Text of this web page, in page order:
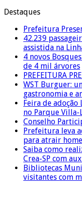
Destaques
Prefeitura
42.239
assistida na
4 novos
de 4 mil árvores
PREFEITURA
WST Burguer:
gastronomia e
Feira de adoção
no Parque Villa-
Conselho
Prefeitura leva
para atrair
Saiba como
Crea-SP com
Bibliotecas
visitantes com